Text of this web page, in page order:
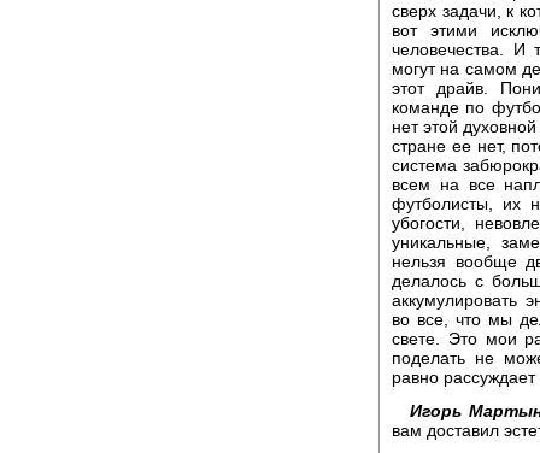
сверх задачи, к
вот этими
человечества. И
могут на самом
этот драйв.
команде по
нет этой
стране ее нет,
система
всем на все
футболисты, их
убогости,
уникальные,
нельзя вообще
делалось с
аккумулировать
во все, что мы
свете. Это мои
поделать не
равно
Игорь
вам доставил